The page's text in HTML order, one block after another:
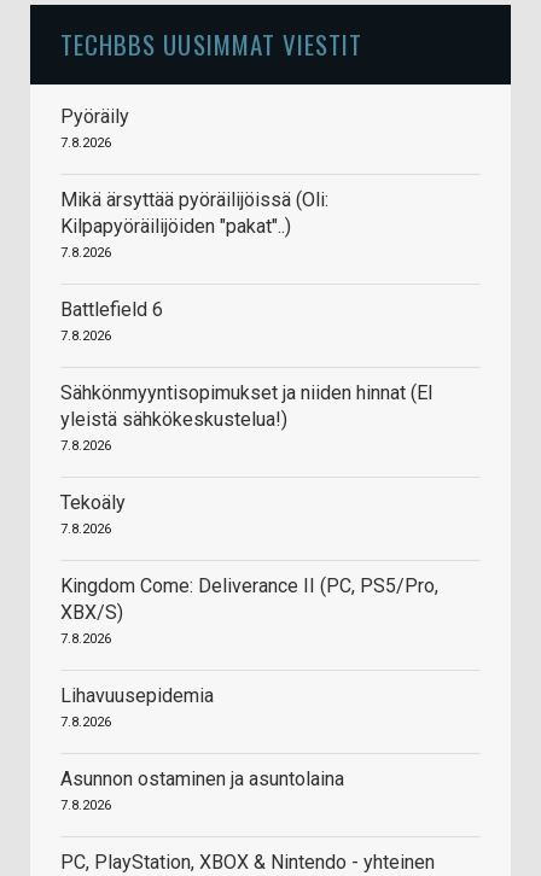
TECHBBS UUSIMMAT VIESTIT
Pyöräily
7.8.2026
Mikä ärsyttää pyöräilijöissä (Oli:
Kilpapyöräilijöiden "pakat"..)
7.8.2026
Battlefield 6
7.8.2026
Sähkönmyyntisopimukset ja niiden hinnat (EI
yleistä sähkökeskustelua!)
7.8.2026
Tekoäly
7.8.2026
Kingdom Come: Deliverance II (PC, PS5/Pro,
XBX/S)
7.8.2026
Lihavuusepidemia
7.8.2026
Asunnon ostaminen ja asuntolaina
7.8.2026
PC, PlayStation, XBOX & Nintendo - yhteinen